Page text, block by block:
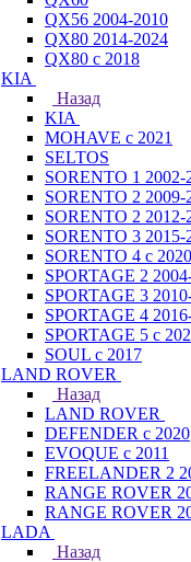
QX56 2004-2010
QX80 2014-2024
QX80 c 2018
KIA
Назад
KIA
MOHAVE с 2021
SELTOS
SORENTO 1 2002-
SORENTO 2 2009-
SORENTO 2 2012-
SORENTO 3 2015-
SORENTO 4 с 2020
SPORTAGE 2
SPORTAGE 3
SPORTAGE 4
SPORTAGE 5 с
SOUL с 2017
LAND ROVER
Назад
LAND ROVER
DEFENDER с 2020
EVOQUE с 2011
FREELANDER 2
RANGE ROVER
RANGE ROVER
LADA
Назад